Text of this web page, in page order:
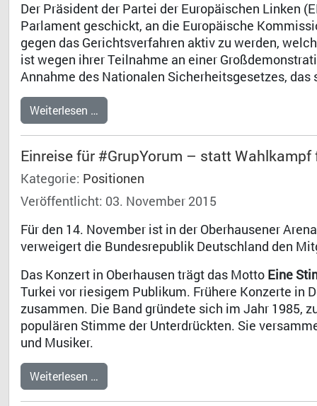
Der Präsident der Partei der Europäischen Linken
Parlament geschickt, an die Europäische
gegen das Gerichtsverfahren aktiv zu werden,
ist wegen ihrer Teilnahme an einer
Annahme des Nationalen Sicherheitsgesetzes,
Weiterlesen …
Einreise für #GrupYorum – statt Wahlkampf
Kategorie: Positionen
Veröffentlicht: 03. November 2015
Für den 14. November ist in der Oberhausener
verweigert die Bundesrepublik Deutschland den
Das Konzert in Oberhausen trägt das Motto Eine
Turkei vor riesigem Publikum. Frühere Konzerte in
zusammen. Die Band gründete sich im Jahr 1985,
populären Stimme der Unterdrückten. Sie
und Musiker.
Weiterlesen …